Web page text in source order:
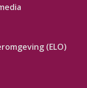
(ELO)